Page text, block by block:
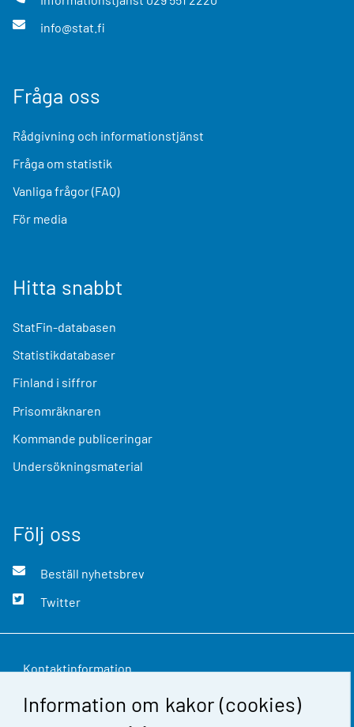
Information om kakor (cookies)
info@stat.fi
Fråga oss
Rådgivning och informationstjänst
Fråga om statistik
Vanliga frågor (FAQ)
För media
Hitta snabbt
StatFin-databasen
Statistikdatabaser
Finland i siffror
Prisomräknaren
Kommande publiceringar
Undersökningsmaterial
Följ oss
Beställ nyhetsbrev
Twitter
Kontaktinformation
Respons